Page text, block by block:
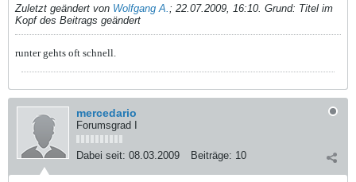
Zuletzt geändert von Wolfgang A.; 22.07.2009, 16:10. Grund: Titel im
Kopf des Beitrags geändert
runter gehts oft schnell.
mercedario
Forumsgrad I
Dabei seit: 08.03.2009 Beiträge: 10